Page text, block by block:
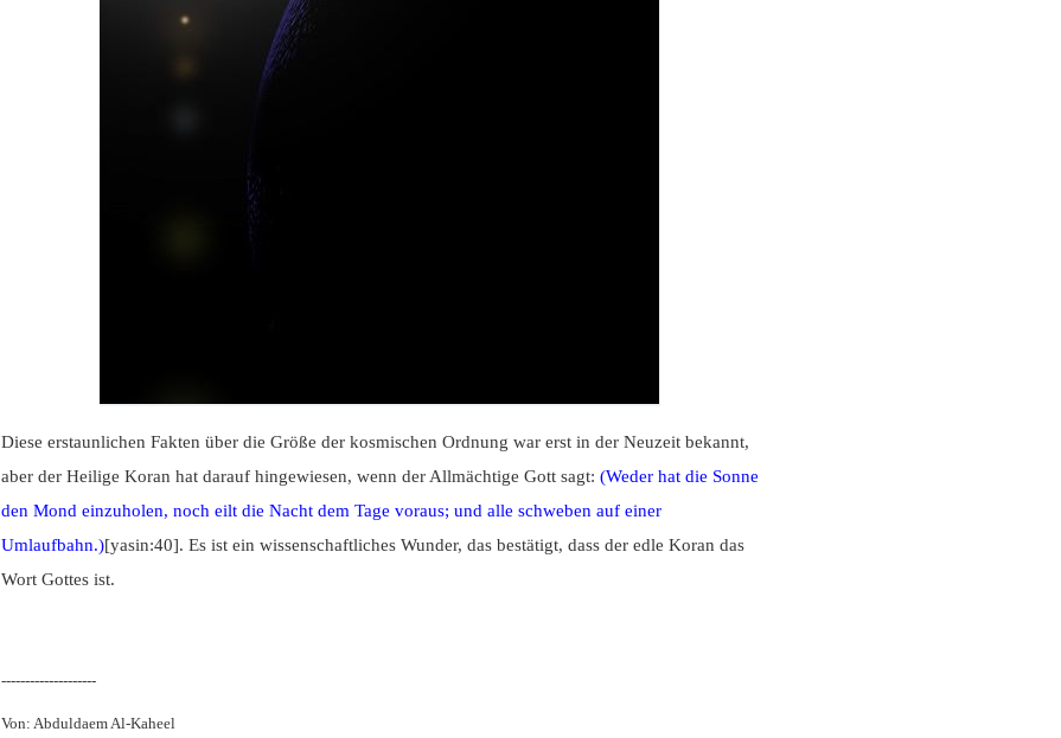
Diese erstaunlichen Fakten über die Größe der kosmischen Ordnung war erst in der Neuzeit bekannt,
aber der Heilige Koran hat darauf hingewiesen, wenn der Allmächtige Gott sagt: (Weder hat die Sonne
den Mond einzuholen, noch eilt die Nacht dem Tage voraus; und alle schweben auf einer
Umlaufbahn.)[yasin:40]. Es ist ein wissenschaftliches Wunder, das bestätigt, dass der edle Koran das
Wort Gottes ist.
--------------------
Von: Abduldaem Al-Kaheel